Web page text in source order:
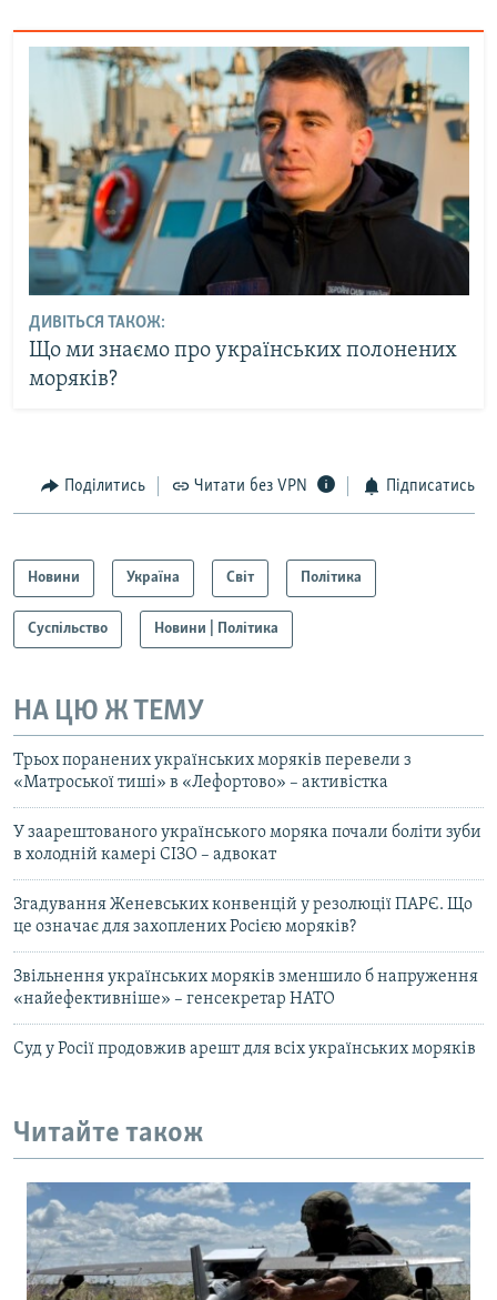
ДИВІТЬСЯ ТАКОЖ:
Що ми знаємо про українських полонених
моряків?
Поділитись Читати без VPN Підписатись
Новини Україна Світ Політика
Суспільство Новини | Політика
НА ЦЮ Ж ТЕМУ
Трьох поранених українських моряків перевели з
«Матроської тиші» в «Лефортово» – активістка
У заарештованого українського моряка почали боліти зуби
в холодній камері СІЗО – адвокат
Згадування Женевських конвенцій у резолюції ПАРЄ. Що
це означає для захоплених Росією моряків?
Звільнення українських моряків зменшило б напруження
«найефективніше» – генсекретар НАТО
Суд у Росії продовжив арешт для всіх українських моряків
Читайте також